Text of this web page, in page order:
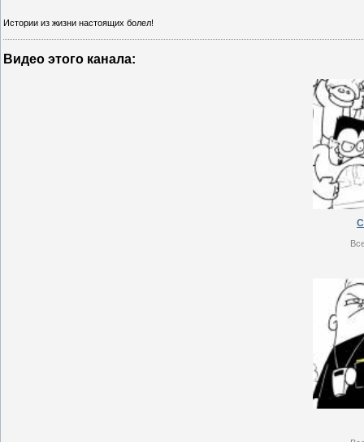
Истории из жизни настоящих болел!
Видео этого канала: